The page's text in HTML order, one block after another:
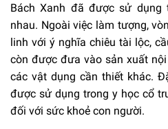
Bách Xanh đã được sử dụng
nhau. Ngoài việc làm tượng,
linh với ý nghĩa chiêu tài lộc,
còn được đưa vào sản xuất
các vật dụng cần thiết khác.
được sử dụng trong y học cổ
đối với sức khoẻ con người.